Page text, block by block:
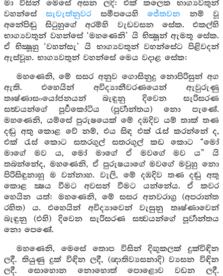
මා විසින් මෙසේ අසන ලදි: එක් කලෙක භාග්‍යවතුන්
වහන්සේසැවැත්නුවරසමීපයෙහිජේතවන නම් වූ
අනේපිඬු සිටුහුගේ අරම්හි වැඩවසන සේක. එකල්හි
භාග්‍යවතුන් වහන්සේ ‘මහණෙනි’ යි භික්‍ෂූන් ඇමතූ සේක.
ඒ භික්‍ෂූහු ‘වහන්සැ’ යි භාග්‍යවතුන් වහන්සේට පිළිවදන්
ඇස්වූහ. භාග්‍යවතුන් වහන්සේ මෙය වදාළ සේක:
මහණෙනි, මේ සසර අනුව ගොසිනුදු නොපිරිසුන් අග
ඇති. එහෙයින් අවිද්‍යානීවරණයෙන් ඇවුරුණු
තෘෂ්ණාසංයෝජනයන් බැඳුනු දිවෙන සැරිසරණ
සත්‍වයන්ගේ පූර්‍වකෝටිය (පූර්‍වාන්තය) නො පැණේ.
මහණෙනි, යම්සේ පුරුෂයෙක් මේ දඹදිව යම් තාක් තණ
දඬු අතු කොළ වේ නම්, එය සිඳ එක් රැස් කරන්නේ ද,
එක් රැස් කොට සතරගුල් සතරගුල් කඩ කොට “මෝ
මාගේ මව ය, මෝ මාගේ ඒ මවගේ මව ය” යි
තබන්නේද, මහණෙනි, ඒ පුරුෂයාගේ මවගේ මවුහු නො
පිරිසිඳුනාහු ම වන්නාහ. වැලි, මේ දඹදිව තණ දඬු අතු
කොළ ක්‍ෂය වීමට අවසන් වීමට යන්නේය. ඒ කවර
හෙයින යත්: මහණෙනි, මේ සසර අනවරාග්‍ර (අපරාන්ත
රහිත) ය. එහෙයින් අවිද්‍යාවෙන් වැසුනු තෘෂ්ණාවෙන්
බැඳුනු (එහි) දිවෙන සැරිසරණ සත්‍වයන්ගේ පූර්‍වාන්තය
නො පෙණේ.
මහණෙනි, මෙසේ තොප විසින් දිඟුකලක් දුක්විඳින
ලදී. තියුණු දුක් විඳින ලදී, (ඥාතිව්‍යසනාදි) ව්‍යසන විඳින
ලදී. සොහොන නොහොත් පොළොව වඩන ලදී.